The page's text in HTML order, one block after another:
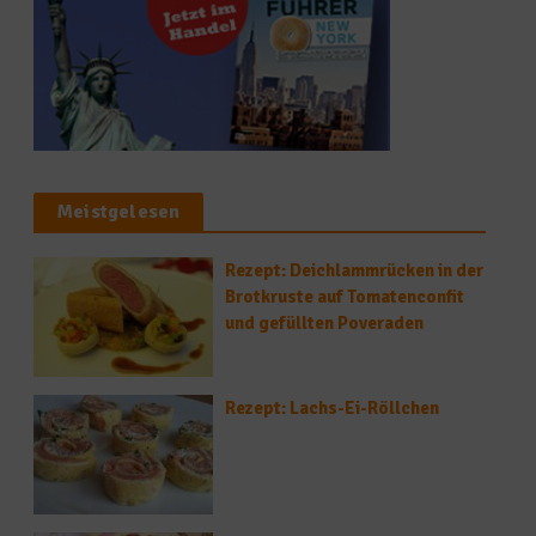
Meistgelesen
Rezept: Deichlammrücken in der
Brotkruste auf Tomatenconfit
und gefüllten Poveraden
Rezept: Lachs-Ei-Röllchen